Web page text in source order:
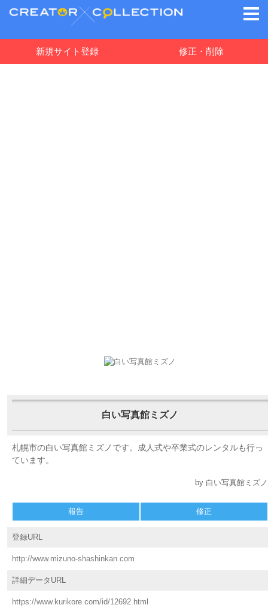
新規サイト登録 修正・削除
白い写真館ミズノ
札幌市の白い写真館ミズノです。成人式や卒業式のレンタルも行っ
ています。
by 白い写真館ミズノ
報告 修正
登録URL
http://www.mizuno-shashinkan.com
詳細データURL
https://www.kurikore.com/id/12692.html